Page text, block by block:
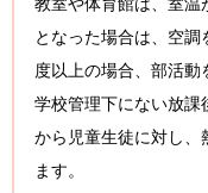
となった場合は、空
度以上の場合、部活動
学校管理下にない放課
から児童生徒に対し、
ます。